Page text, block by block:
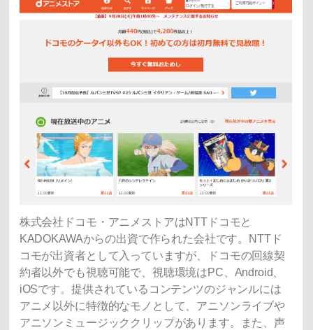
株式会社ドコモ・アニメストアはNTTドコモと
KADOKAWAからの出資で作られた会社です。NTTド
コモが出資者として入っていますが、ドコモの回線契
約者以外でも視聴可能で、視聴環境はPC、Android、
iOSです。提供されているコンテンツのジャンルには
アニメ以外に特徴的なモノとして、アニソンライブや
アニソンミュージッククリップがあります。また、声